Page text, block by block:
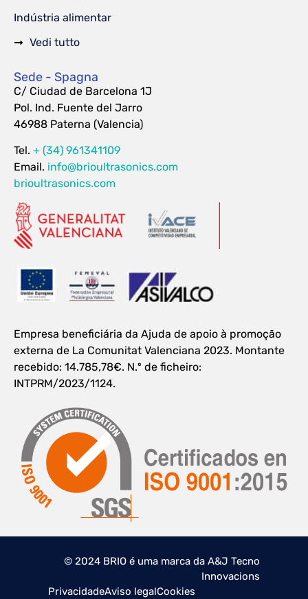
Indústria alimentar
Vedi tutto
Sede - Spagna
C/ Ciudad de Barcelona 1J
Pol. Ind. Fuente del Jarro
46988 Paterna (Valencia)
Tel. + (34) 961341109
Email. info@brioultrasonics.com
brioultrasonics.com
Empresa beneficiária da Ajuda de apoio à promoção
externa de La Comunitat Valenciana 2023. Montante
recebido: 14.785,78€. N.º de ficheiro:
INTPRM/2023/1124.
© 2024 BRIO é uma marca da A&J Tecno
Innovacions
PrivacidadeAviso legalCookies